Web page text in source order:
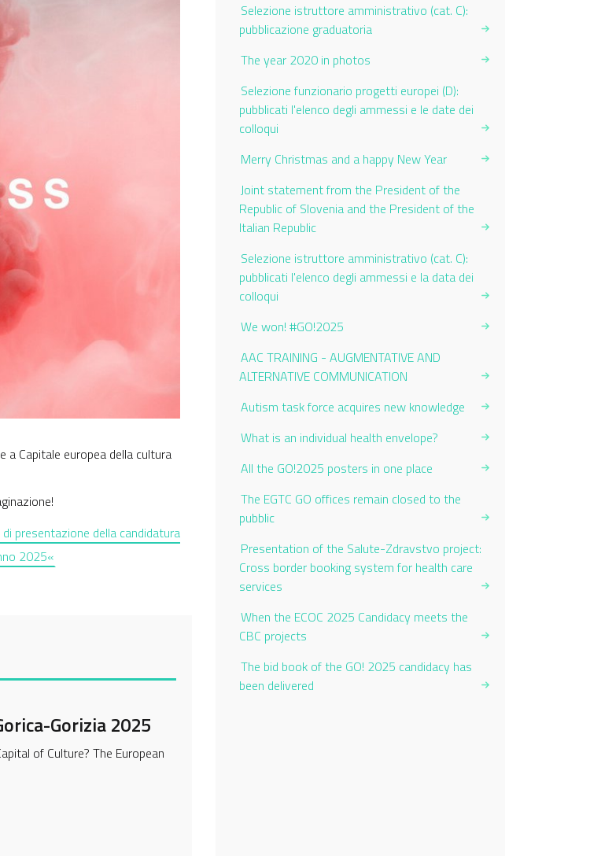
a Capitale europea della cultura
presentazione della candidatura
2025«
Gorizia 2025
of Culture? The European
Selezione istruttore amministrativo (cat. C):
pubblicazione graduatoria
The year 2020 in photos
Selezione funzionario progetti europei (D):
pubblicati l'elenco degli ammessi e le date dei
colloqui
Merry Christmas and a happy New Year
Joint statement from the President of the
Republic of Slovenia and the President of the
Italian Republic
Selezione istruttore amministrativo (cat. C):
pubblicati l'elenco degli ammessi e la data dei
colloqui
We won! #GO!2025
AAC TRAINING - AUGMENTATIVE AND
ALTERNATIVE COMMUNICATION
Autism task force acquires new knowledge
What is an individual health envelope?
All the GO!2025 posters in one place
The EGTC GO offices remain closed to the
pubblic
Presentation of the Salute-Zdravstvo project:
Cross border booking system for health care
services
When the ECOC 2025 Candidacy meets the
CBC projects
The bid book of the GO! 2025 candidacy has
been delivered